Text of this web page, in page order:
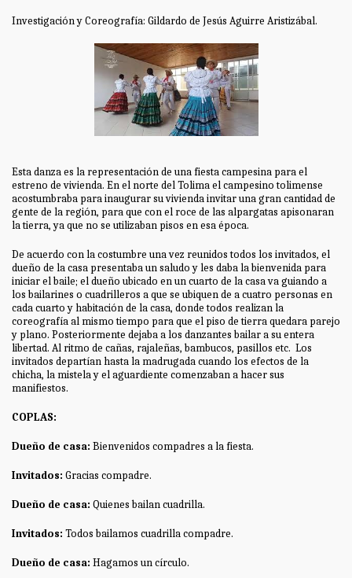
Investigación y Coreografía: Gildardo de Jesús Aguirre Aristizábal.
Esta danza es la representación de una fiesta campesina para el
estreno de vivienda. En el norte del Tolima el campesino tolimense
acostumbraba para inaugurar su vivienda invitar una gran cantidad de
gente de la región, para que con el roce de las alpargatas apisonaran
la tierra, ya que no se utilizaban pisos en esa época.
De acuerdo con la costumbre una vez reunidos todos los invitados, el
dueño de la casa presentaba un saludo y les daba la bienvenida para
iniciar el baile; el dueño ubicado en un cuarto de la casa va guiando a
los bailarines o cuadrilleros a que se ubiquen de a cuatro personas en
cada cuarto y habitación de la casa, donde todos realizan la
coreografía al mismo tiempo para que el piso de tierra quedara parejo
y plano. Posteriormente dejaba a los danzantes bailar a su entera
libertad. Al ritmo de cañas, rajaleñas, bambucos, pasillos etc. Los
invitados departían hasta la madrugada cuando los efectos de la
chicha, la mistela y el aguardiente comenzaban a hacer sus
manifiestos.
COPLAS:
Dueño de casa: Bienvenidos compadres a la fiesta.
Invitados: Gracias compadre.
Dueño de casa: Quienes bailan cuadrilla.
Invitados: Todos bailamos cuadrilla compadre.
Dueño de casa: Hagamos un círculo.